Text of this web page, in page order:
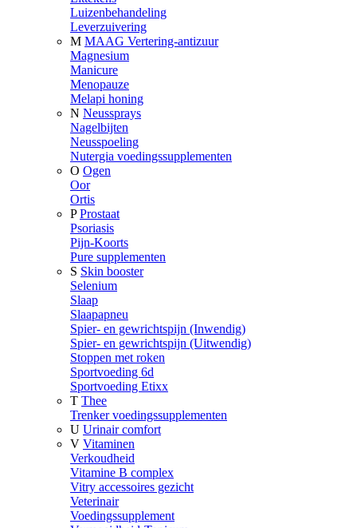
Luizenbehandeling
Leverzuivering
M MAAG Vertering-antizuur
Magnesium
Manicure
Menopauze
Melapi honing
N Neussprays
Nagelbijten
Neusspoeling
Nutergia voedingssupplementen
O Ogen
Oor
Ortis
P Prostaat
Psoriasis
Pijn-Koorts
Pure supplementen
S Skin booster
Selenium
Slaap
Slaapapneu
Spier- en gewrichtspijn (Inwendig)
Spier- en gewrichtspijn (Uitwendig)
Stoppen met roken
Sportvoeding 6d
Sportvoeding Etixx
T Thee
Trenker voedingssupplementen
U Urinair comfort
V Vitaminen
Verkoudheid
Vitamine B complex
Vitry accessoires gezicht
Veterinair
Voedingssupplement